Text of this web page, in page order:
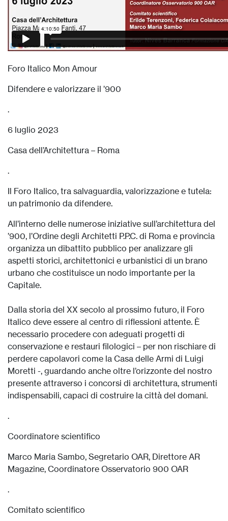
Foro Italico Mon Amour
Difendere e valorizzare il ’900
.
6 luglio 2023
Casa dell’Architettura – Roma
.
Il Foro Italico, tra salvaguardia, valorizzazione e tutela:
un patrimonio da difendere.
All’interno delle numerose iniziative sull’architettura del
’900, l’Ordine degli Architetti P.P.C. di Roma e provincia
organizza un dibattito pubblico per analizzare gli
aspetti storici, architettonici e urbanistici di un brano
urbano che costituisce un nodo importante per la
Capitale.
Dalla storia del XX secolo al prossimo futuro, il Foro
Italico deve essere al centro di riflessioni attente. È
necessario procedere con adeguati progetti di
conservazione e restauri filologici – per non rischiare di
perdere capolavori come la Casa delle Armi di Luigi
Moretti -, guardando anche oltre l’orizzonte del nostro
presente attraverso i concorsi di architettura, strumenti
indispensabili, capaci di costruire la città del domani.
.
Coordinatore scientifico
Marco Maria Sambo, Segretario OAR, Direttore AR
Magazine, Coordinatore Osservatorio 900 OAR
.
Comitato scientifico